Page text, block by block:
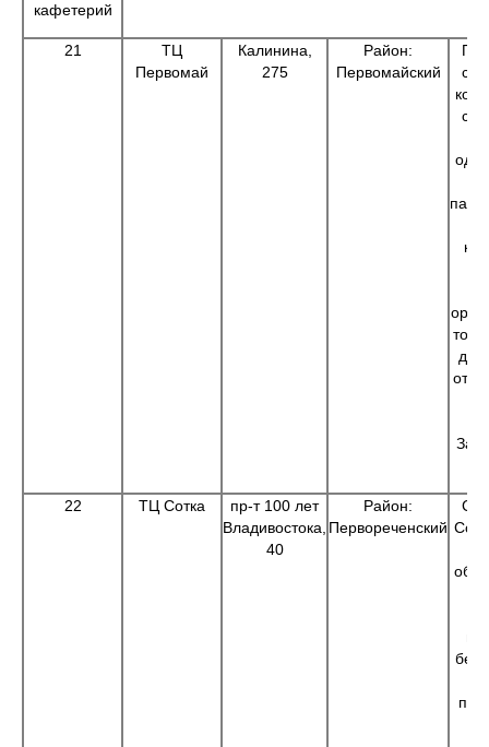
кафетерий
21
ТЦ
Первомай
Калинина,
275
Район:
Первомайский
для
22 ТЦ Сотка
пр-т 100 лет
Владивостока,
40
Район:
Первореченский